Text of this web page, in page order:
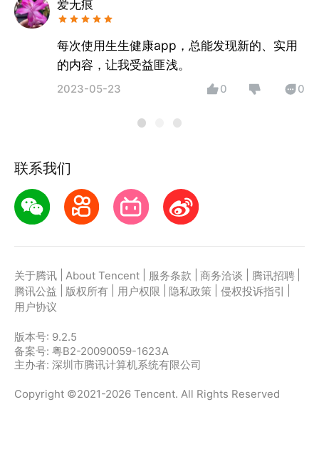
爱无痕
每次使用生生健康app，总能发现新的、实用
的内容，让我受益匪浅。
2023-05-23 0 0
联系我们
关于腾讯 About Tencent 服务条款 商务洽谈 腾讯招聘
腾讯公益
版权所有 用户权限 隐私政策 侵权投诉指引
用户协议
版本号: 9.2.5
备案号: 粤B2-20090059-1623A
主办者: 深圳市腾讯计算机系统有限公司
Copyright ©2021-2026 Tencent. All Rights Reserved